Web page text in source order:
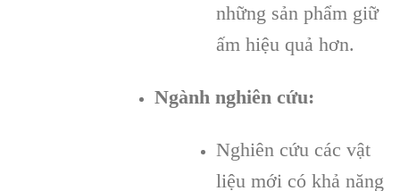
những sản phẩm giữ
ấm hiệu quả hơn.
Ngành nghiên cứu:
Nghiên cứu các vật
liệu mới có khả năng